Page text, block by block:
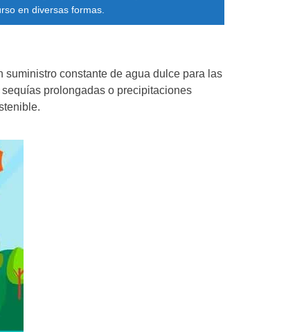
en diversas formas.
constante de agua dulce para las
prolongadas o precipitaciones